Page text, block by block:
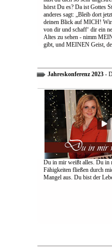
hörst Du es? Da ist Gottes
anderes sagt: „Bleib dort
deinen Blick auf MICH!
von dir und schaff‘ dir ein
Altes zu sehen - nimm
gibt, und MEINEN Geist,
Jahreskonferenz 2023-
Du in mir weißt alles. Du in
Fähigkeiten fließen durch
Mangel aus. Du bist der